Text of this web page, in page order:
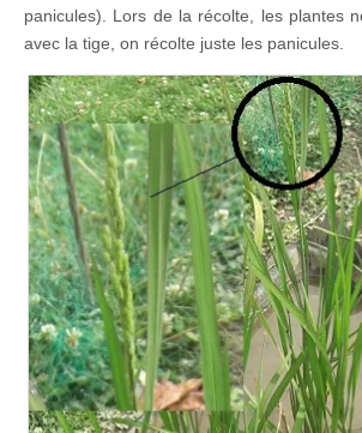
panicules). Lors de la récolte, les plantes
avec la tige, on récolte juste les panicules.